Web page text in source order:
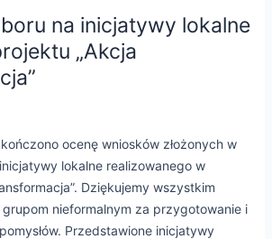
na inicjatywy lokalne
„Akcja
ocenę wniosków złożonych w
lokalne realizowanego w
Dziękujemy wszystkim
nieformalnym za przygotowanie i
Przedstawione inicjatywy